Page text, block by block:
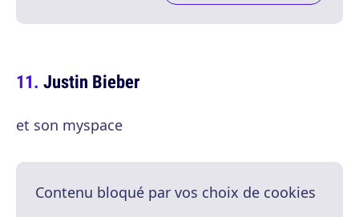
Justin Bieber
et son myspace
Contenu bloqué par vos choix de cookies